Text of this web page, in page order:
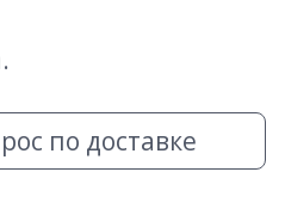
по доставке